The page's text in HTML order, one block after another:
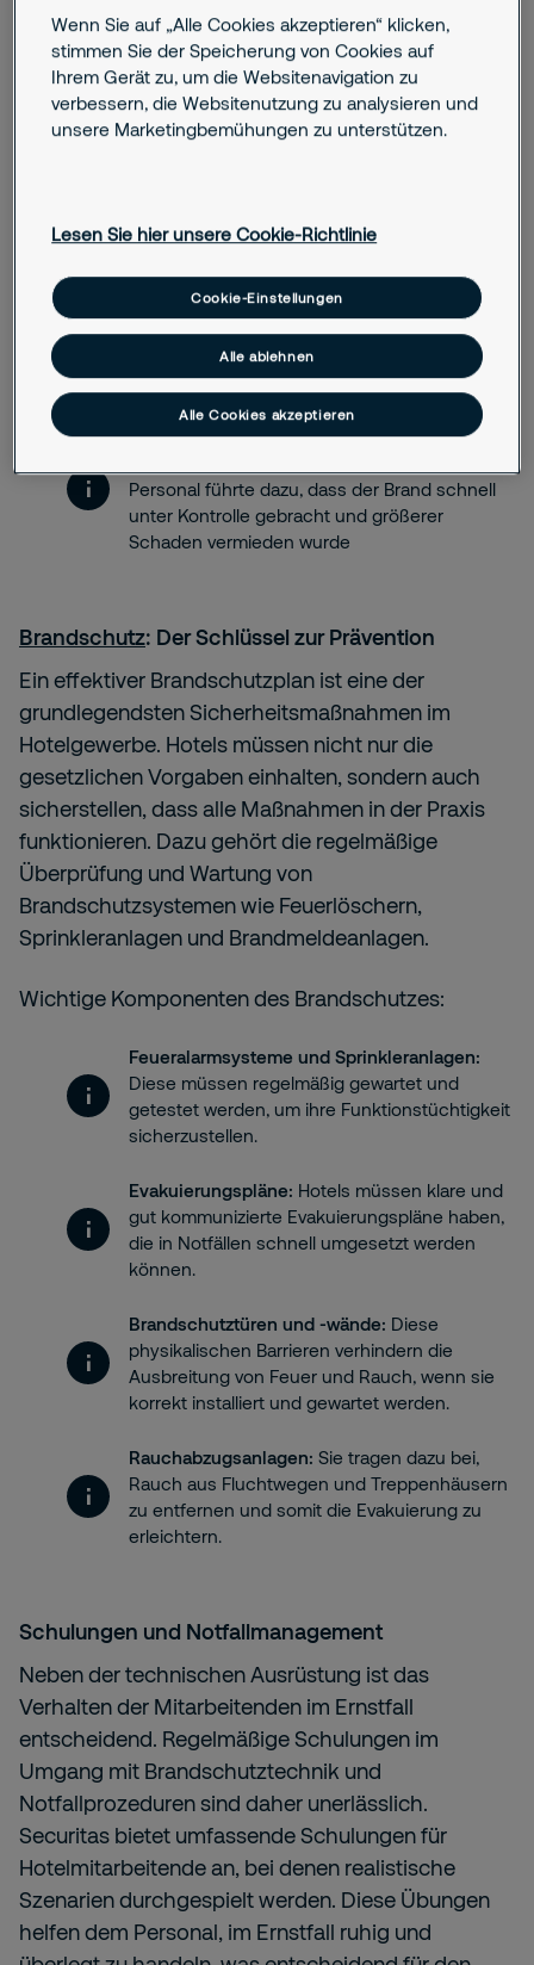
Entstehungsstadium zu erkennen und somit
größere Schäden zu verhindern.
Hilfe durch Securitas:
Brand in der Küche, bevor er sich ausbreiten
konnte
Schnelle Reaktion des Personals:
Dank der
regelmäßigen Schulungen durch Securitas
wusste das Personal genau, wie es im Ernstfall
zu reagieren hatte
Minimierung von Schäden: Die Kombination
Personal führte dazu, dass der Brand schnell
unter Kontrolle gebracht und größerer
Schaden vermieden wurde
Brandschutz: Der Schlüssel zur Prävention
Ein effektiver Brandschutzplan ist eine der
grundlegendsten Sicherheitsmaßnahmen im
Hotelgewerbe. Hotels müssen nicht nur die
gesetzlichen Vorgaben einhalten, sondern auch
sicherstellen, dass alle Maßnahmen in der Praxis
funktionieren. Dazu gehört die regelmäßige
Überprüfung und Wartung von
Brandschutzsystemen wie Feuerlöschern,
Sprinkleranlagen und Brandmeldeanlagen.
Wichtige Komponenten des Brandschutzes:
Feueralarmsysteme und Sprinkleranlagen:
Diese müssen regelmäßig gewartet und
getestet werden, um ihre Funktionstüchtigkeit
sicherzustellen.
Evakuierungspläne: Hotels müssen klare und
gut kommunizierte Evakuierungspläne haben,
die in Notfällen schnell umgesetzt werden
können.
Brandschutztüren und -wände: Diese
physikalischen Barrieren verhindern die
Ausbreitung von Feuer und Rauch, wenn sie
korrekt installiert und gewartet werden.
Rauchabzugsanlagen: Sie tragen dazu bei,
Rauch aus Fluchtwegen und Treppenhäusern
zu entfernen und somit die Evakuierung zu
erleichtern.
Schulungen und Notfallmanagement
Neben der technischen Ausrüstung ist das
Verhalten der Mitarbeitenden im Ernstfall
entscheidend. Regelmäßige Schulungen im
Umgang mit Brandschutztechnik und
Notfallprozeduren sind daher unerlässlich.
Securitas bietet umfassende Schulungen für
Hotelmitarbeitende an, bei denen realistische
Szenarien durchgespielt werden. Diese Übungen
helfen dem Personal, im Ernstfall ruhig und
Wenn Sie auf „Alle Cookies akzeptieren“ klicken,
stimmen Sie der Speicherung von Cookies auf
Ihrem Gerät zu, um die Websitenavigation zu
verbessern, die Websitenutzung zu analysieren und
unsere Marketingbemühungen zu unterstützen.
Lesen Sie hier unsere Cookie-Richtlinie
Cookie-Einstellungen
Alle ablehnen
Alle Cookies akzeptieren